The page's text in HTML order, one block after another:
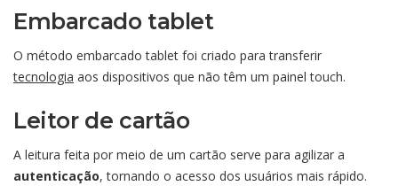
Embarcado tablet
O método embarcado tablet foi criado para transferir
tecnologia aos dispositivos que não têm um painel touch.
Leitor de cartão
A leitura feita por meio de um cartão serve para agilizar a
autenticação, tornando o acesso dos usuários mais rápido.